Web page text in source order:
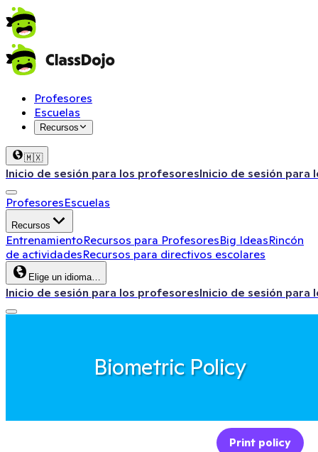
Profesores
Escuelas
Recursos
🇲🇽
Inicio de sesión para los profesoresInicio de sesión para
ProfesoresEscuelas
Recursos
EntrenamientoRecursos para ProfesoresBig IdeasRincón
de actividadesRecursos para directivos escolares
Elige un idioma…
Inicio de sesión para los profesoresInicio de sesión para
Biometric Policy
Print policy